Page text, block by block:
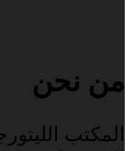
من نحن
المكتب